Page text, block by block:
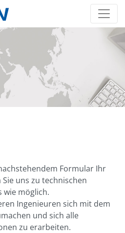
Formular Ihr
uns zu technischen
wie möglich.
Ingenieuren sich mit dem
und sich alle
zu erarbeiten.